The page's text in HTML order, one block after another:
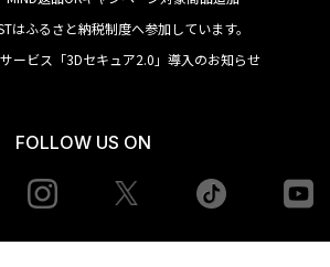
はふるさと納税制度へ参加しています。
ービス「3Dセキュア2.0」導入のお知らせ
FOLLOW US ON
Instagram tiktok